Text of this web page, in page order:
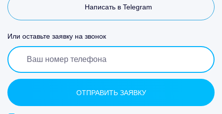
Написать в Telegram
Или оставьте заявку на звонок